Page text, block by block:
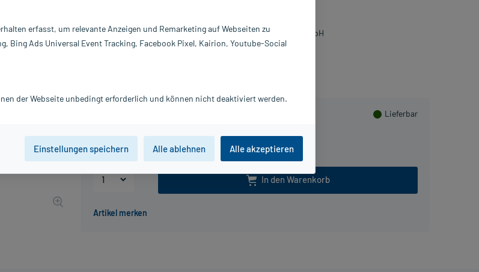
Lieferbar
10 St 100 St
In den Warenkorb
Hersteller:
Biologische Heilmittel Heel GmbH
erfasst, um relevante Anzeigen und Remarketing auf Webseiten zu
Bing Ads Universal Event Tracking, Facebook Pixel, Kairion, Youtube-Social
der Webseite unbedingt erforderlich und können nicht deaktiviert werden.
Einstellungen speichern Alle ablehnen Alle akzeptieren